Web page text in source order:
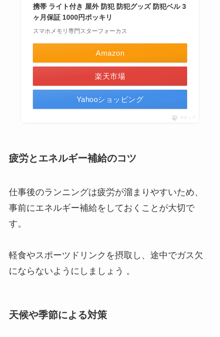
携帯 ライト付き 屋外 防犯 防犯グッズ 防犯ベル 3
ヶ月保証 1000円ポッキリ
スマホメモリ専門スターフォーカス
Amazon
楽天市場
Yahooショッピング
ポチップ
疲労とエネルギー補給のコツ
仕事後のランニングは疲労が溜まりやすいため、
事前にエネルギー補給をしておくことが大切で
す。
軽食やスポーツドリンクを摂取し、途中でガス欠
にならないようにしましょう 。
天候や季節による対策